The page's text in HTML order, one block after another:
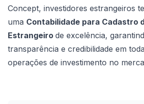
Concept, investidores estrangeiros
uma Contabilidade para Cadastro
Estrangeiro de excelência,
transparência e credibilidade em
operações de investimento no